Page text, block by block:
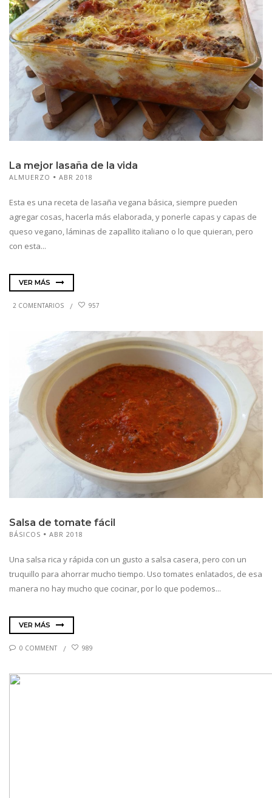
La mejor lasaña de la vida
ALMUERZO ABR 2018
Esta es una receta de lasaña vegana básica, siempre pueden
agregar cosas, hacerla más elaborada, y ponerle capas y capas de
queso vegano, láminas de zapallito italiano o lo que quieran, pero
con esta...
VER MÁS
2 COMENTARIOS 957
Salsa de tomate fácil
BÁSICOS ABR 2018
Una salsa rica y rápida con un gusto a salsa casera, pero con un
truquillo para ahorrar mucho tiempo. Uso tomates enlatados, de esa
manera no hay mucho que cocinar, por lo que podemos...
VER MÁS
0 COMMENT 989